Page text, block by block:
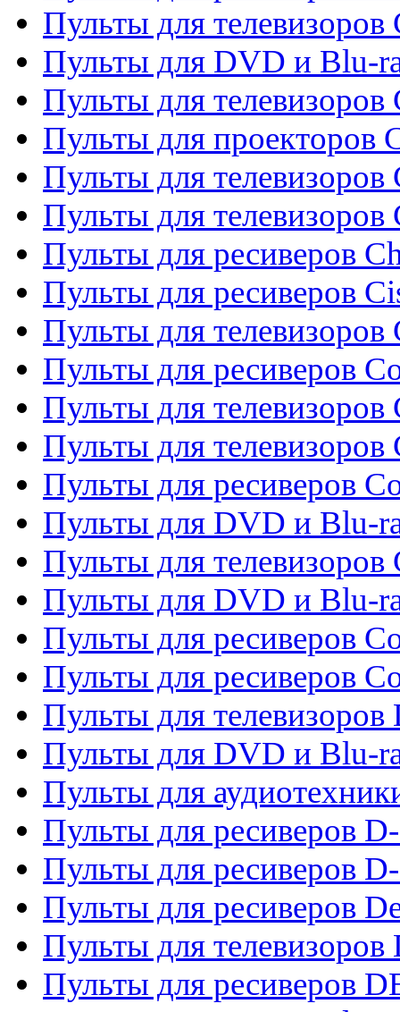
Пульты для телевизоров
Пульты для DVD и Blu-
Пульты для телевизоров
Пульты для проекторов
Пульты для телевизоров
Пульты для телевизоров
Пульты для ресиверов
Пульты для ресиверов
Пульты для телевизоров
Пульты для ресиверов
Пульты для телевизоров
Пульты для телевизоров
Пульты для ресиверов
Пульты для DVD и Blu-
Пульты для телевизоров
Пульты для DVD и Blu-
Пульты для ресиверов
Пульты для ресиверов
Пульты для телевизоров
Пульты для DVD и Blu-
Пульты для
Пульты для ресиверов
Пульты для ресиверов
Пульты для ресиверов
Пульты для телевизоров
Пульты для ресиверов